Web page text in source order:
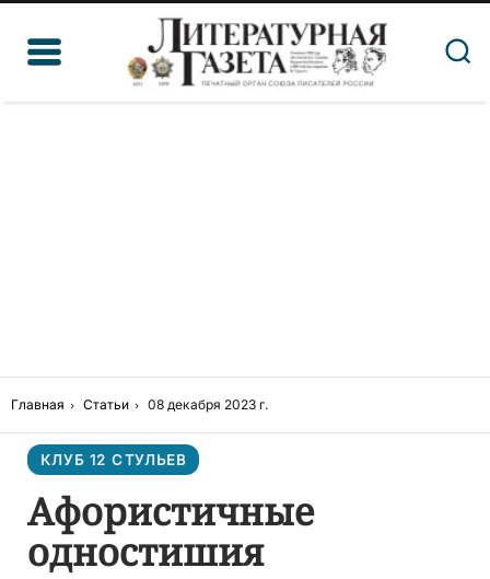
Главная Статьи 08 декабря 2023 г.
КЛУБ 12 СТУЛЬЕВ
Афористичные
одностишия